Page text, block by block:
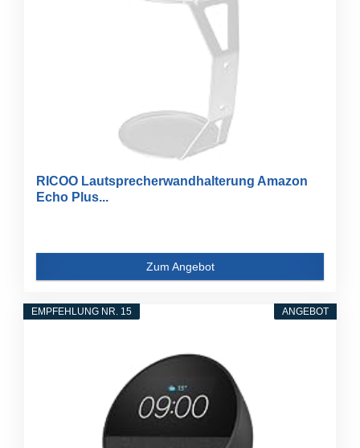
RICOO Lautsprecherwandhalterung Amazon
Echo Plus...
Zum Angebot
ANGEBOT
EMPFEHLUNG NR. 15